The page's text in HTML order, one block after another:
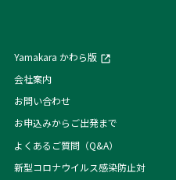
Yamakara かわら版
会社案内
お問い合わせ
お申込みからご出発まで
よくあるご質問（Q&A）
新型コロナウイルス感染防止対